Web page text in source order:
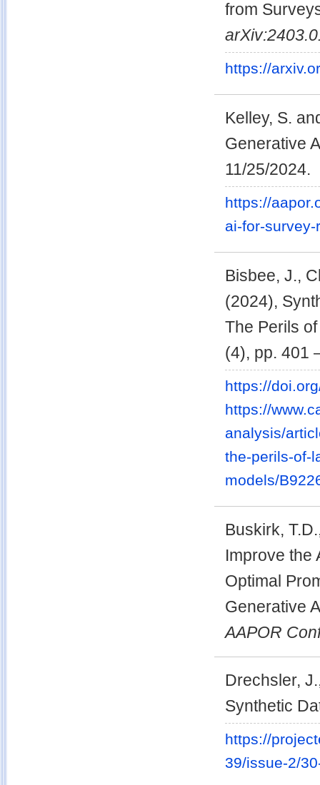
from
https://
Kelley, S.
Generative
11/25/2024.
https://
ai-for-
Bisbee, J.,
(2024),
The Perils
(4), pp. 401
https://
https://
analysis/
the-perils-of-
models/
Buskirk,
Improve the
Optimal
Generative
AAPOR
Drechsler,
Synthetic
https://
39/issue-2/